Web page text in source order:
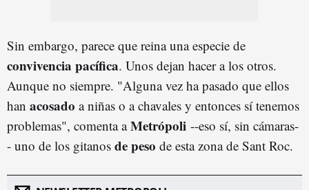
Sin embargo, parece que reina una especie de
convivencia pacífica. Unos dejan hacer a los otros.
Aunque no siempre. "Alguna vez ha pasado que ellos
han acosado a niñas o a chavales y entonces sí tenemos
problemas", comenta aMetrópoli --eso sí, sin cámaras-
- uno de los gitanos de peso de esta zona de Sant Roc.